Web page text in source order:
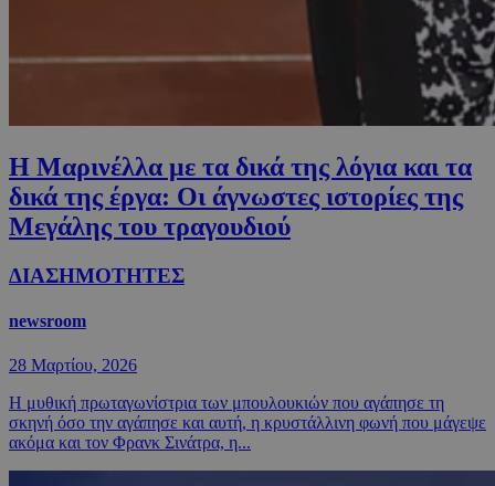
Η Μαρινέλλα με τα δικά της λόγια και τα
δικά της έργα: Οι άγνωστες ιστορίες της
Μεγάλης του τραγουδιού
ΔΙΑΣΗΜΟΤΗΤΕΣ
newsroom
28 Μαρτίου, 2026
Η μυθική πρωταγωνίστρια των μπουλουκιών που αγάπησε τη
σκηνή όσο την αγάπησε και αυτή, η κρυστάλλινη φωνή που μάγεψε
ακόμα και τον Φρανκ Σινάτρα, η...